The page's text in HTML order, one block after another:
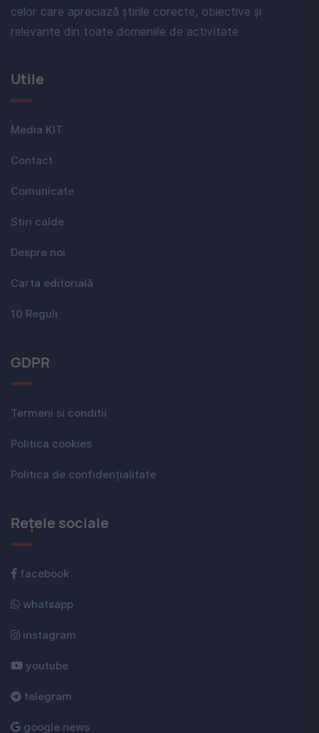
celor care apreciază știrile corecte, obiective și
relevante din toate domeniile de activitate
Utile
Media KIT
Contact
Comunicate
Stiri calde
Despre noi
Carta editorială
10 Reguli
GDPR
Termeni si conditii
Politica cookies
Politica de confidențialitate
Rețele sociale
facebook
whatsapp
instagram
youtube
telegram
google news